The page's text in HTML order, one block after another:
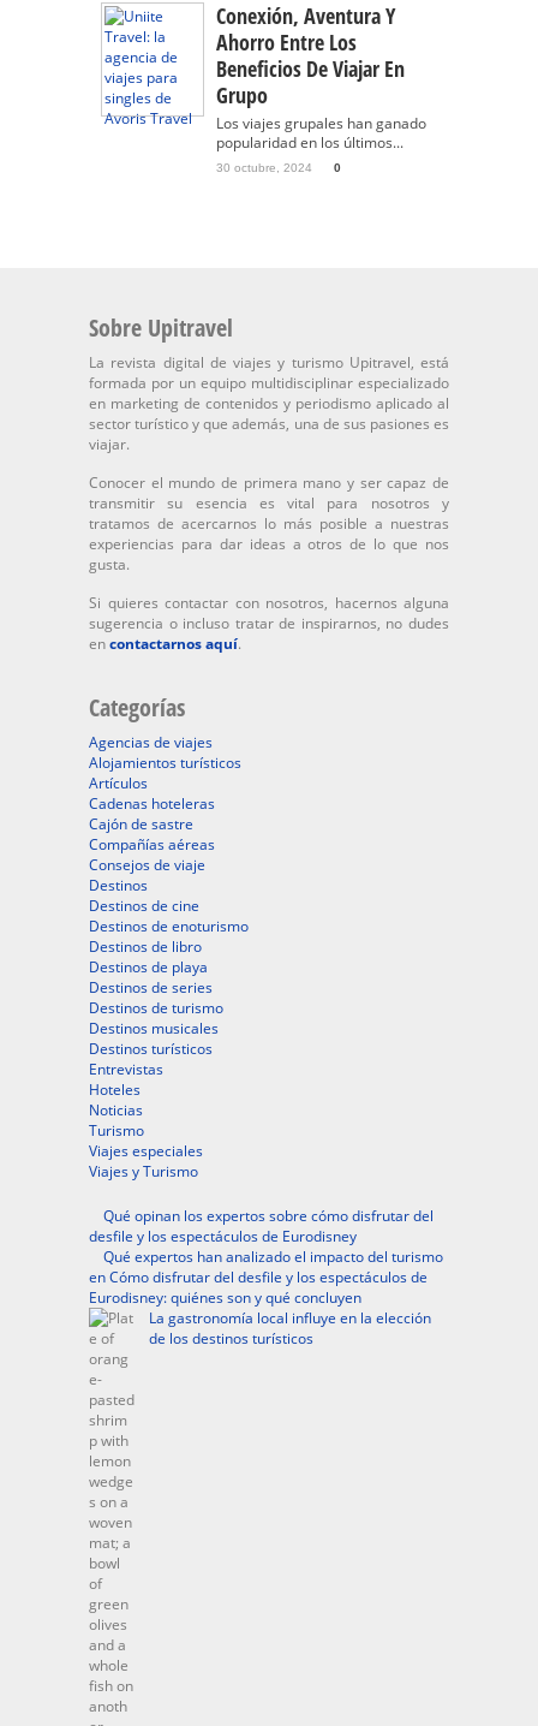
Conexión, Aventura Y
Ahorro Entre Los
Beneficios De Viajar En
Grupo
Los viajes grupales han ganado
popularidad en los últimos...
30 octubre, 2024 0
Sobre Upitravel
La revista digital de viajes y turismo Upitravel, está
formada por un equipo multidisciplinar especializado
en marketing de contenidos y periodismo aplicado al
sector turístico y que además, una de sus pasiones es
viajar.
Conocer el mundo de primera mano y ser capaz de
transmitir su esencia es vital para nosotros y
tratamos de acercarnos lo más posible a nuestras
experiencias para dar ideas a otros de lo que nos
gusta.
Si quieres contactar con nosotros, hacernos alguna
sugerencia o incluso tratar de inspirarnos, no dudes
encontactarnos aquí.
Categorías
Agencias de viajes
Alojamientos turísticos
Artículos
Cadenas hoteleras
Cajón de sastre
Compañías aéreas
Consejos de viaje
Destinos
Destinos de cine
Destinos de enoturismo
Destinos de libro
Destinos de playa
Destinos de series
Destinos de turismo
Destinos musicales
Destinos turísticos
Entrevistas
Hoteles
Noticias
Turismo
Viajes especiales
Viajes y Turismo
Qué opinan los expertos sobre cómo disfrutar del
desfile y los espectáculos de Eurodisney
Qué expertos han analizado el impacto del turismo
en Cómo disfrutar del desfile y los espectáculos de
Eurodisney: quiénes son y qué concluyen
La gastronomía local influye en la elección
de los destinos turísticos